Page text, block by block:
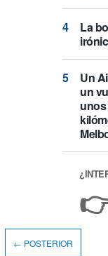
La
Un
un
unos
← POSTERIOR